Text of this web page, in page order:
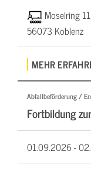
Moselring 11,
56073 Koblenz
MEHR
Abfallbeförderung /
Fortbildung
01.09.2026 -